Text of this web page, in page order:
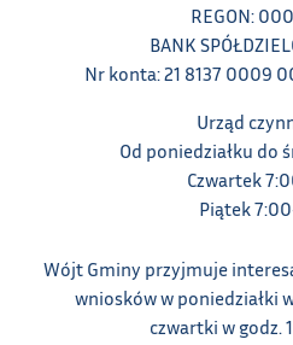
REGON:
BANK
Nr konta: 21 8137 0009
Urząd
Od poniedziałku do
Czwartek
Piątek
Wójt Gminy przyjmuje
wniosków w poniedziałki
czwartki w godz.